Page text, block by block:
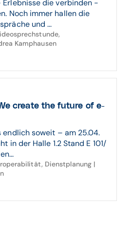
Erlebnisse die verbinden -
Noch immer hallen die
und ...
Kamphausen
create the future of e-
endlich soweit – am 25.04.
in der Halle 1.2 Stand E 101/
Dienstplanung |